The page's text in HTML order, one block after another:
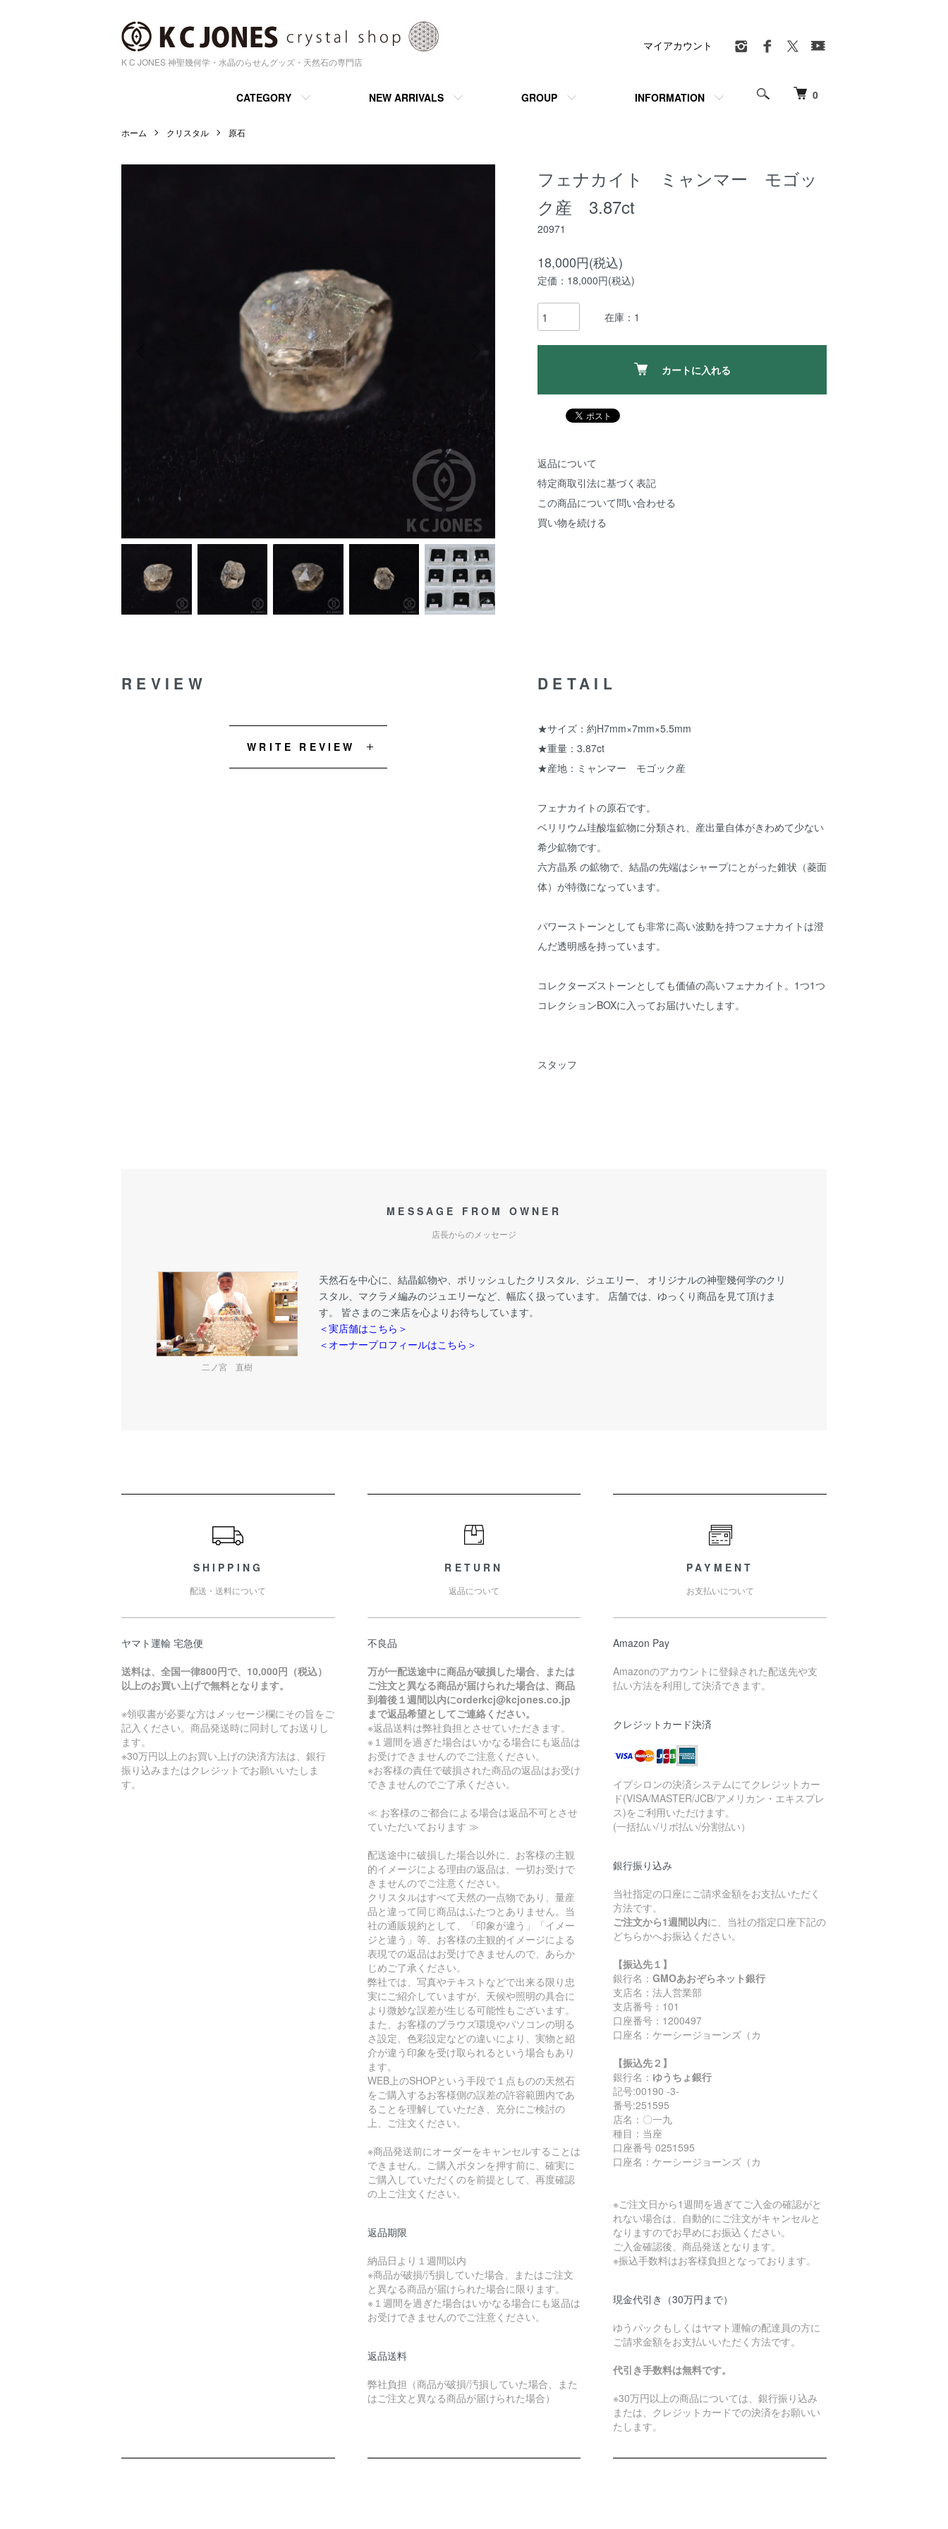
K C JONES 神聖幾何学・水晶のらせんグッズ・天然石の専門店
0
CATEGORY NEW ARRIVALS GROUP INFORMATION
マイアカウント
ホーム クリスタル 原石
フェナカイト ミャンマー モゴッ
ク産 3.87ct
20971
18,000円(税込)
定価：18,000円(税込)
在庫：1
カートに入れる
返品について
特定商取引法に基づく表記
この商品について問い合わせる
買い物を続ける
DETAIL
★サイズ：約H7mm×7mm×5.5mm
★重量：3.87ct
★産地：ミャンマー モゴック産
フェナカイトの原石です。
ベリリウム珪酸塩鉱物に分類され、産出量自体がきわめて少ない
希少鉱物です。
六方晶系 の鉱物で、結晶の先端はシャープにとがった錐状（菱面
体）が特徴になっています。
パワーストーンとしても非常に高い波動を持つフェナカイトは澄
んだ透明感を持っています。
コレクターズストーンとしても価値の高いフェナカイト。1つ1つ
コレクションBOXに入ってお届けいたします。
スタッフ
REVIEW
WRITE REVIEW
MESSAGE FROM OWNER
店長からのメッセージ
二ノ宮 直樹
天然石を中心に、結晶鉱物や、ポリッシュしたクリスタル、ジュエリー、 オリジナルの神聖幾何学のクリ
スタル、マクラメ編みのジュエリーなど、幅広く扱っています。 店舗では、ゆっくり商品を見て頂けま
す。 皆さまのご来店を心よりお待ちしています。
＜実店舗はこちら＞
＜オーナープロフィールはこちら＞
SHIPPING
配送・送料について
ヤマト運輸 宅急便
送料は、全国一律800円で、10,000円（税込）
以上のお買い上げで無料となります。
※領収書が必要な方はメッセージ欄にその旨をご
記入ください。商品発送時に同封してお送りし
ます。
※30万円以上のお買い上げの決済方法は、銀行
振り込みまたはクレジットでお願いいたしま
す。
RETURN
返品について
不良品
万が一配送途中に商品が破損した場合、または
ご注文と異なる商品が届けられた場合は、商品
到着後１週間以内にorderkcj@kcjones.co.jp
まで返品希望としてご連絡ください。
※返品送料は弊社負担とさせていただきます。
※１週間を過ぎた場合はいかなる場合にも返品は
お受けできませんのでご注意ください。
※お客様の責任で破損された商品の返品はお受け
できませんのでご了承ください。
≪ お客様のご都合による場合は返品不可とさせ
ていただいております ≫
配送途中に破損した場合以外に、お客様の主観
的イメージによる理由の返品は、一切お受けで
きませんのでご注意ください。
クリスタルはすべて天然の一点物であり、量産
品と違って同じ商品はふたつとありません。当
社の通販規約として、「印象が違う」「イメー
ジと違う」等、お客様の主観的イメージによる
表現での返品はお受けできませんので、あらか
じめご了承ください。
弊社では、写真やテキストなどで出来る限り忠
実にご紹介していますが、天候や照明の具合に
より微妙な誤差が生じる可能性もございます。
また、お客様のブラウズ環境やパソコンの明る
さ設定、色彩設定などの違いにより、実物と紹
介が違う印象を受け取られるという場合もあり
ます。
WEB上のSHOPという手段で１点ものの天然石
をご購入するお客様側の誤差の許容範囲内であ
ることを理解していただき、充分にご検討の
上、ご注文ください。
※商品発送前にオーダーをキャンセルすることは
できません。ご購入ボタンを押す前に、確実に
ご購入していただくのを前提として、再度確認
の上ご注文ください。
返品期限
納品日より１週間以内
※商品が破損/汚損していた場合、またはご注文
と異なる商品が届けられた場合に限ります。
※１週間を過ぎた場合はいかなる場合にも返品は
お受けできませんのでご注意ください。
返品送料
弊社負担（商品が破損/汚損していた場合、また
はご注文と異なる商品が届けられた場合）
PAYMENT
お支払いについて
Amazon Pay
Amazonのアカウントに登録された配送先や支
払い方法を利用して決済できます。
クレジットカード決済
イプシロンの決済システムにてクレジットカー
ド(VISA/MASTER/JCB/アメリカン・エキスプレ
ス)をご利用いただけます。
(一括払い/リボ払い/分割払い）
銀行振り込み
当社指定の口座にご請求金額をお支払いただく
方法です。
ご注文から1週間以内に、当社の指定口座下記の
どちらかへお振込ください。
【振込先１】
銀行名：GMOあおぞらネット銀行
支店名：法人営業部
支店番号：101
口座番号：1200497
口座名：ケーシージョーンズ（カ
【振込先２】
銀行名： ゆうちょ銀行
記号:00190 -3-
番号:251595
店名：〇一九
種目：当座
口座番号 0251595
口座名：ケーシージョーンズ（カ
※ご注文日から1週間を過ぎてご入金の確認がと
れない場合は、自動的にご注文がキャンセルと
なりますのでお早めにお振込ください。
ご入金確認後、商品発送となります。
※振込手数料はお客様負担となっております。
現金代引き（30万円まで）
ゆうパックもしくはヤマト運輸の配達員の方に
ご請求金額をお支払いいただく方法です。
代引き手数料は無料です。
※30万円以上の商品については、銀行振り込み
または、クレジットカードでの決済をお願いい
たします。